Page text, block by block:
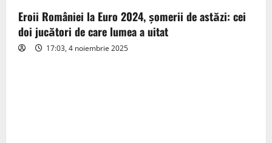
Eroii României la Euro 2024, șomerii de astăzi: cei
doi jucători de care lumea a uitat
17:03, 4 noiembrie 2025